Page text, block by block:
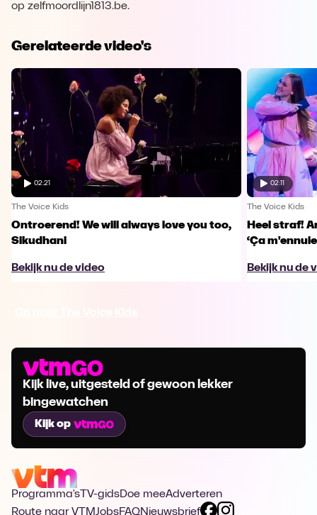
op zelfmoordlijn1813.be.
Gerelateerde video's
02:21
The Voice Kids
Ontroerend! We will always love you too,
Sikudhani
Bekijk nu de video
02:11
The Voice Kids
Heel straf!
‘Ça
Bekijk nu de
Kijk live, uitgesteld of gewoon lekker
bingewatchen
Kijk op
Programma's TV-gidsDoe meeAdverteren
Route naar VTMJobsFAQNieuwsbrief